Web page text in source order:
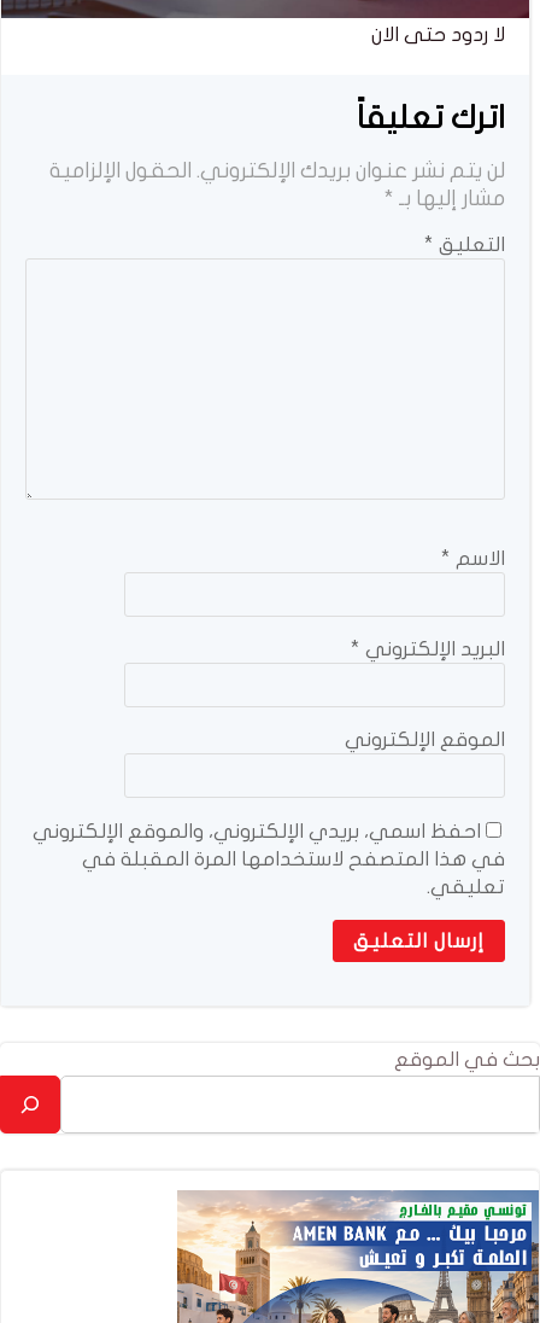
لا ردود حتى الان
اترك تعليقاً
لن يتم نشر عنوان بريدك الإلكتروني. الحقول الإلزامية
مشار إليها بـ *
التعليق *
الاسم *
البريد الإلكتروني *
الموقع الإلكتروني
احفظ اسمي، بريدي الإلكتروني، والموقع الإلكتروني
في هذا المتصفح لاستخدامها المرة المقبلة في
تعليقي.
بحث في الموقع